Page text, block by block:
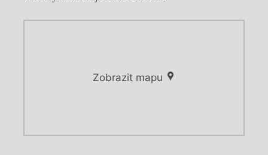
Zobrazit mapu